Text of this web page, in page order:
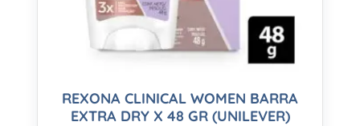
REXONA CLINICAL WOMEN BARRA
EXTRA DRY X 48 GR (UNILEVER)